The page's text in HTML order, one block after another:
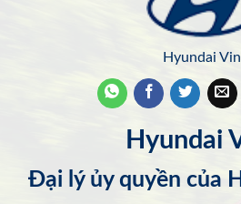
Hyundai
Hyundai
Đại lý ủy quyền của